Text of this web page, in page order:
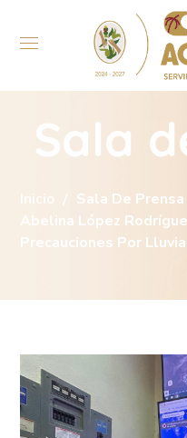
Sala
Inicio Sala De Prensa
Abelina López
Precauciones Por